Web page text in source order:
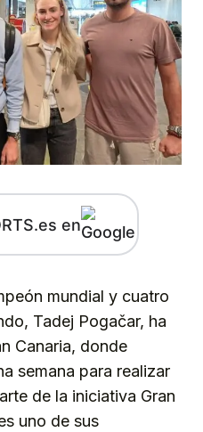
en
mundial y cuatro
Tadej Pogačar, ha
Canaria, donde
semana para realizar
de la iniciativa Gran
uno de sus